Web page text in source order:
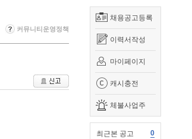
채용공고등록
이력서작성
마이페이지
캐시충전
체불사업주
최근본 공고 0
커뮤니티운영정책